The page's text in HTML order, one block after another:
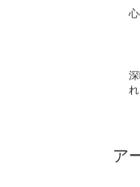
ア